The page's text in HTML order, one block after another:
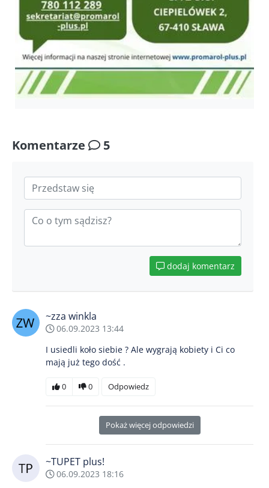
Komentarze 5
dodaj komentarz
~zza winkla
06.09.2023 13:44
I usiedli koło siebie ? Ale wygrają kobiety i Ci co
mają już tego dość .
0 0 Odpowiedz
Pokaż więcej odpowiedzi
~TUPET plus!
06.09.2023 18:16